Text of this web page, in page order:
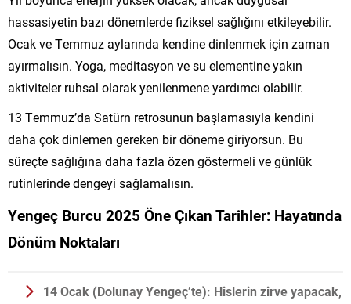
hassasiyetin bazı dönemlerde fiziksel sağlığını etkileyebilir.
Ocak ve Temmuz aylarında kendine dinlenmek için zaman
ayırmalısın. Yoga, meditasyon ve su elementine yakın
aktiviteler ruhsal olarak yenilenmene yardımcı olabilir.
13 Temmuz’da Satürn retrosunun başlamasıyla kendini
daha çok dinlemen gereken bir döneme giriyorsun. Bu
süreçte sağlığına daha fazla özen göstermeli ve günlük
rutinlerinde dengeyi sağlamalısın.
Yengeç Burcu 2025 Öne Çıkan Tarihler: Hayatında
Dönüm Noktaları
14 Ocak (Dolunay Yengeç’te): Hislerin zirve yapacak,